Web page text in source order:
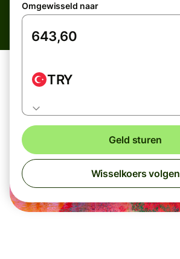
Omgewisseld naar
TRY
Geld sturen
Wisselkoers volgen